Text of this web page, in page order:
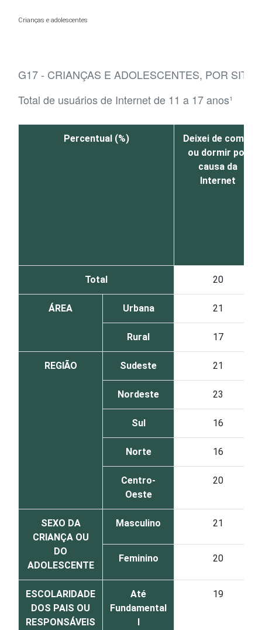
Crianças e adolescentes
G17 - CRIANÇAS E ADOLESCENTES, POR
Total de usuários de Internet de 11 a 17 anos¹
Percentual (%)
Deixei de comer
ou dormir por
causa da
Internet
Total 20
ÁREA Urbana 21
Rural 17
REGIÃO Sudeste 21
Nordeste 23
Sul 16
Norte 16
Centro-
Oeste
20
SEXO DA
CRIANÇA OU
DO
ADOLESCENTE
Masculino 21
Feminino 20
ESCOLARIDADE
DOS PAIS OU
RESPONSÁVEIS
Até
Fundamental
I
19